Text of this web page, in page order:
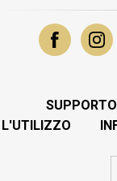
SUPPORTO
L'UTILIZZO